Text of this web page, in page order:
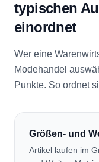
typischen
einordnet
Wer eine
Modehandel
Punkte. So ordnet
Größen- und
Artikel laufen im